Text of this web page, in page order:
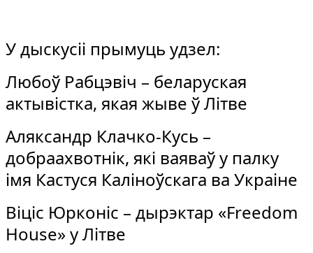
У дыскусіі прымуць удзел:
Любоў Рабцэвіч – беларуская
актывiстка, якая жыве ў Літве
Аляксандр Клачко-Кусь –
добраахвотнік, які ваяваў у палку
імя Кастуся Каліноўскага ва Украіне
Віціс Юрконіс – дырэктар «Freedom
House» у Літве